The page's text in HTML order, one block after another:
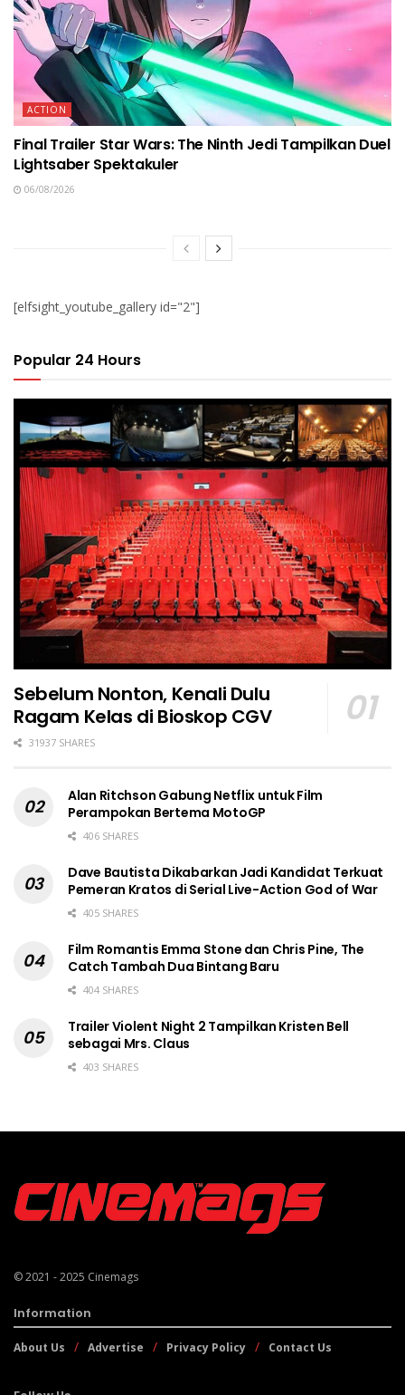
ACTION
Final Trailer Star Wars: The Ninth Jedi Tampilkan Duel
Lightsaber Spektakuler
06/08/2026
[elfsight_youtube_gallery id="2"]
Popular 24 Hours
Sebelum Nonton, Kenali Dulu
Ragam Kelas di Bioskop CGV
31937 SHARES
Alan Ritchson Gabung Netflix untuk Film
Perampokan Bertema MotoGP
406 SHARES
Dave Bautista Dikabarkan Jadi Kandidat Terkuat
Pemeran Kratos di Serial Live-Action God of War
405 SHARES
Film Romantis Emma Stone dan Chris Pine, The
Catch Tambah Dua Bintang Baru
404 SHARES
Trailer Violent Night 2 Tampilkan Kristen Bell
sebagai Mrs. Claus
403 SHARES
© 2021 - 2025 Cinemags
Information
About Us Advertise Privacy Policy Contact Us